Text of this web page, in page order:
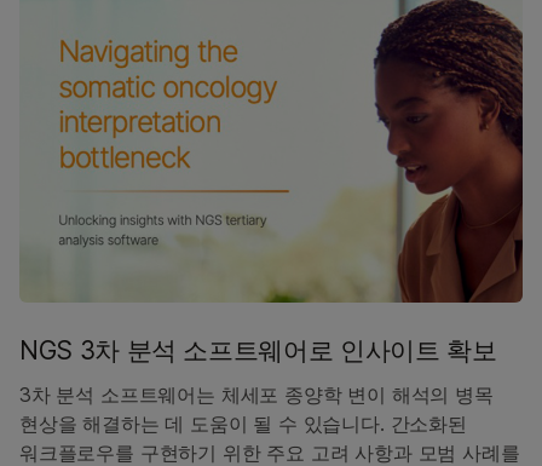
NGS 3차 분석 소프트웨어로 인사이트 확보
3차 분석 소프트웨어는 체세포 종양학 변이 해석의 병목
현상을 해결하는 데 도움이 될 수 있습니다. 간소화된
워크플로우를 구현하기 위한 주요 고려 사항과 모범 사례를